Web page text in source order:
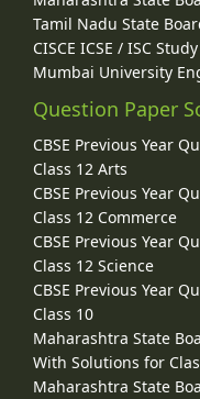
Tamil Nadu State
CISCE ICSE / ISC
Mumbai University
Question Paper
CBSE Previous Year
Class 12 Arts
CBSE Previous Year
Class 12 Commerce
CBSE Previous Year
Class 12 Science
CBSE Previous Year
Class 10
Maharashtra State
With Solutions for
Maharashtra State